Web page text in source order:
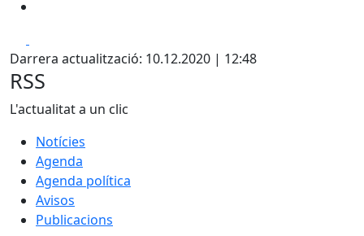
Darrera actualització: 10.12.2020 | 12:48
RSS
L'actualitat a un clic
Notícies
Agenda
Agenda política
Avisos
Publicacions